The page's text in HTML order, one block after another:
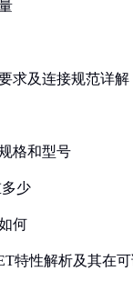
求及连接规范详解
格和型号
少
何
特性解析及其在